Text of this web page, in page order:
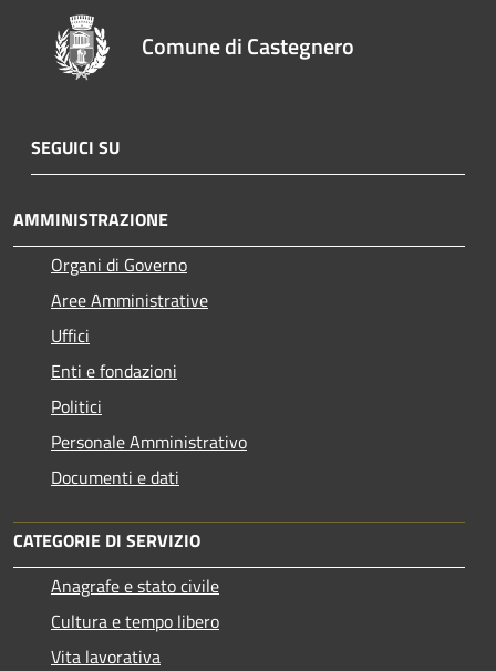
Comune di Castegnero
SEGUICI SU
AMMINISTRAZIONE
Organi di Governo
Aree Amministrative
Uffici
Enti e fondazioni
Politici
Personale Amministrativo
Documenti e dati
CATEGORIE DI SERVIZIO
Anagrafe e stato civile
Cultura e tempo libero
Vita lavorativa